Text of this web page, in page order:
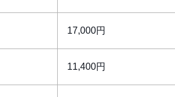
17,000円
11,400円